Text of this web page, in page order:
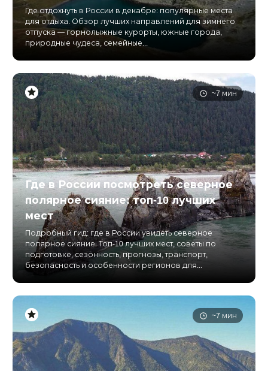
Где отдохнуть в России в декабре: популярные места
для отдыха. Обзор лучших направлений для зимнего
отпуска — горнолыжные курорты, южные города,
природные чудеса, семейные...
~7 мин
Где в России посмотреть северное
полярное сияние: топ-10 лучших
мест
Подробный гид: где в России увидеть северное
полярное сияние. Топ-10 лучших мест, советы по
подготовке, сезонность, прогнозы, транспорт,
безопасность и особенности регионов для...
~7 мин